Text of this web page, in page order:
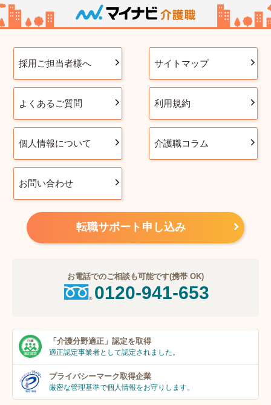
採用ご担当者様へ サイトマップ
よくあるご質問 利用規約
個人情報について 介護職コラム
お問い合わせ
転職サポート申し込み
お電話でのご相談も可能です(携帯 OK)
0120-941-653
「介護分野適正」 認定を取得
適正認定事業者として認定されました。
プライバシーマーク取得企業
厳密な管理基準で個人情報をお守りします。